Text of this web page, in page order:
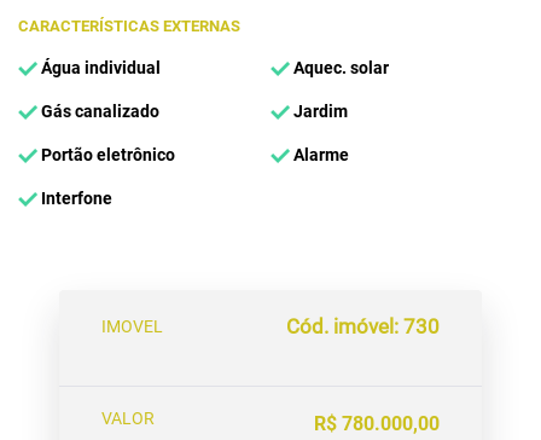
CARACTERÍSTICAS EXTERNAS
Água individual Aquec. solar
Gás canalizado Jardim
Portão eletrônico Alarme
Interfone
IMOVEL Cód. imóvel: 730
VALOR R$ 780.000,00